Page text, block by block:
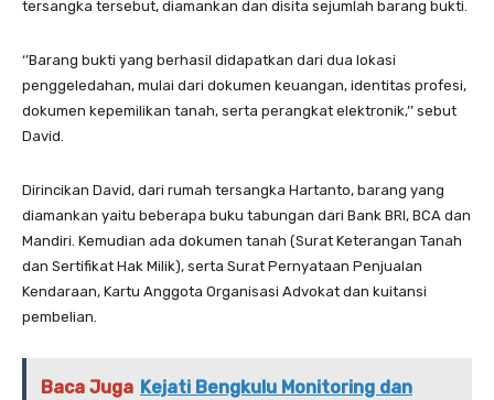
tersangka tersebut, diamankan dan disita sejumlah barang bukti.
‘’Barang bukti yang berhasil didapatkan dari dua lokasi
penggeledahan, mulai dari dokumen keuangan, identitas profesi,
dokumen kepemilikan tanah, serta perangkat elektronik,’’ sebut
David.
Dirincikan David, dari rumah tersangka Hartanto, barang yang
diamankan yaitu beberapa buku tabungan dari Bank BRI, BCA dan
Mandiri. Kemudian ada dokumen tanah (Surat Keterangan Tanah
dan Sertifikat Hak Milik), serta Surat Pernyataan Penjualan
Kendaraan, Kartu Anggota Organisasi Advokat dan kuitansi
pembelian.
Baca Juga Kejati Bengkulu Monitoring dan